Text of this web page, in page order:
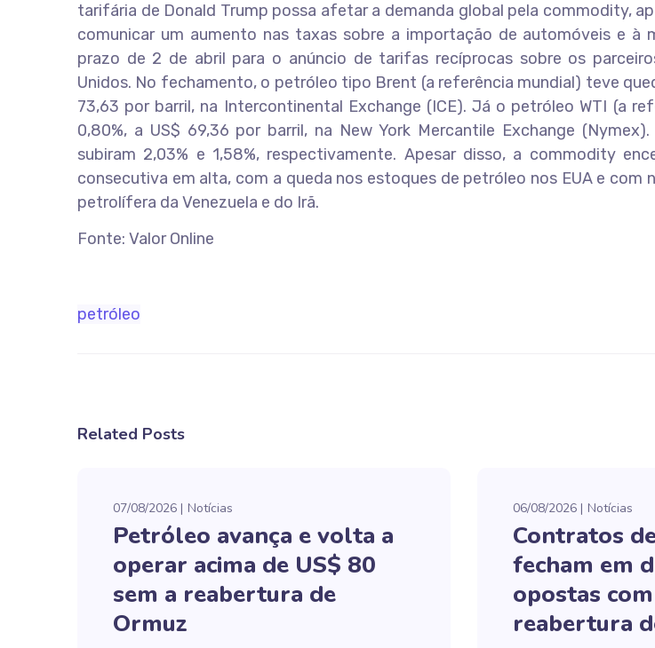
tarifária de Donald Trump possa afetar a demanda global pela commodity,
comunicar um aumento nas taxas sobre a importação de automóveis e à
prazo de 2 de abril para o anúncio de tarifas recíprocas sobre os
Unidos. No fechamento, o petróleo tipo Brent (a referência mundial) teve
73,63 por barril, na Intercontinental Exchange (ICE). Já o petróleo WTI (a
0,80%, a US$ 69,36 por barril, na New York Mercantile Exchange
subiram 2,03% e 1,58%, respectivamente. Apesar disso, a commodity
consecutiva em alta, com a queda nos estoques de petróleo nos EUA e com
petrolífera da Venezuela e do Irã.
Fonte: Valor Online
petróleo
Related Posts
07/08/2026 Notícias
Petróleo avança e volta a
operar acima de US$ 80
sem a reabertura de
Ormuz
06/08/2026 Notícias
Contratos
fecham em
opostas
reabertura